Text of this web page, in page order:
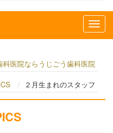
科医院ならうじごう歯科医院
２月生まれのスタッフ